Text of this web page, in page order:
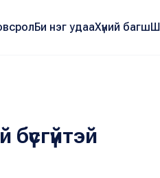
Би нэг удааХүний багш